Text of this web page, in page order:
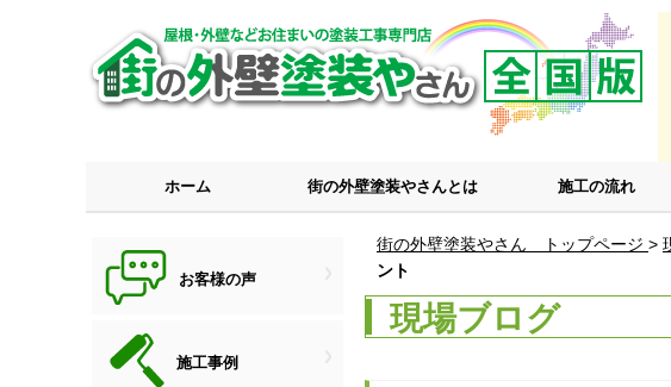
ホーム 街の外壁塗装やさんとは 施工の流れ
お客様の声
施工事例
街の外壁塗装やさん トップページ >
ント
現場ブログ